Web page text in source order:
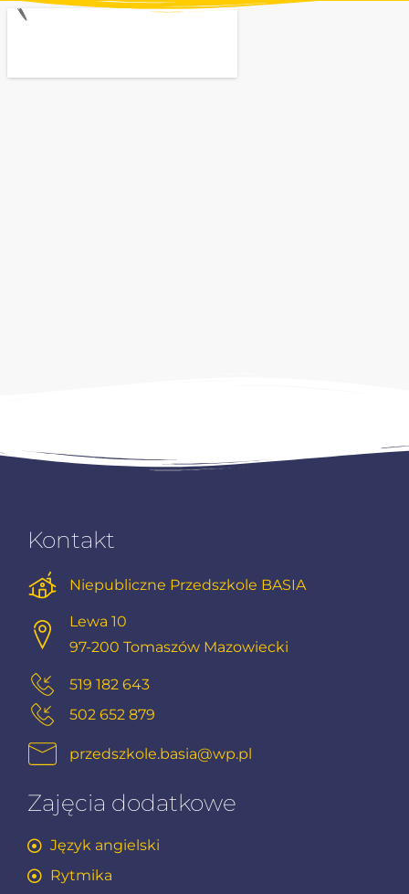
Kontakt
Niepubliczne Przedszkole BASIA
Lewa 10
97-200 Tomaszów Mazowiecki
519 182 643
502 652 879
przedszkole.basia@wp.pl
Zajęcia dodatkowe
Język angielski
Rytmika